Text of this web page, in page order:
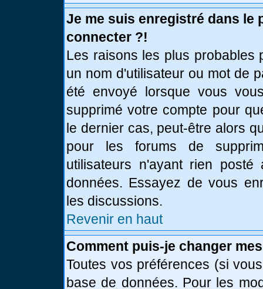
Je me suis enregistré dans le
connecter ?!
Les raisons les plus probables
un nom d'utilisateur ou mot de
été envoyé lorsque vous
supprimé votre compte pour
le dernier cas, peut-être alors
pour les forums de
utilisateurs n'ayant rien
données. Essayez de vous
les discussions.
Revenir en haut
Comment puis-je changer
Toutes vos préférences (si
base de données. Pour les